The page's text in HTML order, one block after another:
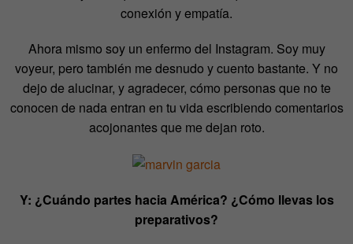
conexión y empatía.
Ahora mismo soy un enfermo del Instagram. Soy muy
voyeur, pero también me desnudo y cuento bastante. Y no
dejo de alucinar, y agradecer, cómo personas que no te
conocen de nada entran en tu vida escribiendo comentarios
acojonantes que me dejan roto.
Y: ¿Cuándo partes hacia América? ¿Cómo llevas los
preparativos?